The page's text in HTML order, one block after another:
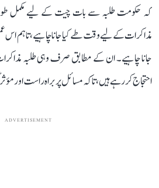
کہ حکومت طلبہ سے بات چیت کے لیے مکمل طور
مذاکرات کے لیے وقت طے کیا جانا چاہیے، تاہم اس
جانا چاہیے۔ ان کے مطابق صرف وہی طلبہ
احتجاج کر رہے ہیں، تاکہ مسائل پر براہ راست اور
ADVERTISEMENT